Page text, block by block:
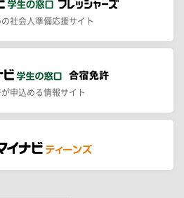
社会人準備応援サイト
申込める情報サイト